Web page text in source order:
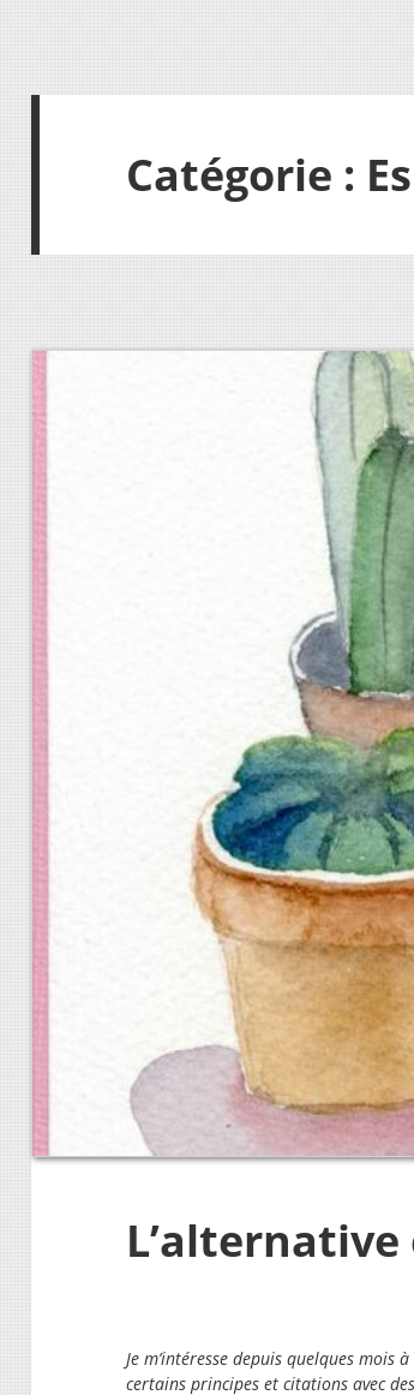
Catégorie :
Je m’intéresse depuis quelques mois
certains principes et citations avec